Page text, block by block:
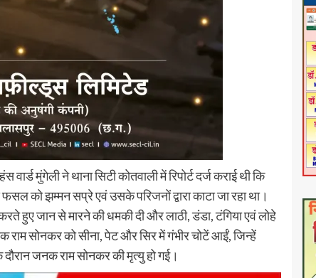
मुंगेली ने थाना सिटी कोतवाली में रिपोर्ट दर्ज कराई थी कि
को झम्मन सप्रे एवं उसके परिजनों द्वारा काटा जा रहा था।
हुए जान से मारने की धमकी दी और लाठी, डंडा, टंगिया एवं लोहे
सोनकर को सीना, पेट और सिर में गंभीर चोटें आईं, जिन्हें
जनक राम सोनकर की मृत्यु हो गई।